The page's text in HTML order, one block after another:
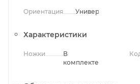
Ориентация Универсальная
Характеристики
Ножки
В
комплекте